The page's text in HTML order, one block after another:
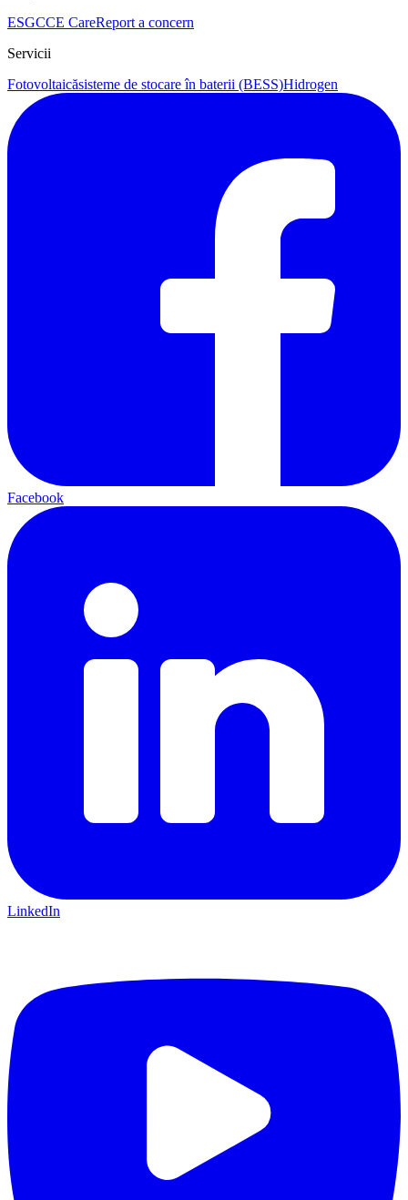
ESGCCE CareReport a concern
Servicii
Fotovoltaicăsisteme de stocare în baterii (BESS)Hidrogen
Facebook
LinkedIn